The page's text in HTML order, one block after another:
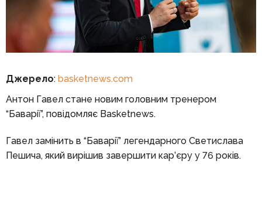
Джерело: basketnews.com
Антон Гавел стане новим головним тренером
“Баварії”, повідомляє Basketnews.
Гавел замінить в “Баварії” легендарного Светислава
Пешича, який вирішив завершити кар’єру у 76 років.